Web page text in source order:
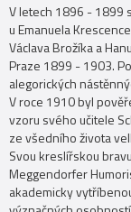
V letech 1896 - 1899
u Emanuela
Václava Brožíka a
Praze 1899 - 1903.
alegorických
V roce 1910 byl
vzoru svého učitele
ze všedního života
Svou kreslířskou
Meggendorfer
akademicky